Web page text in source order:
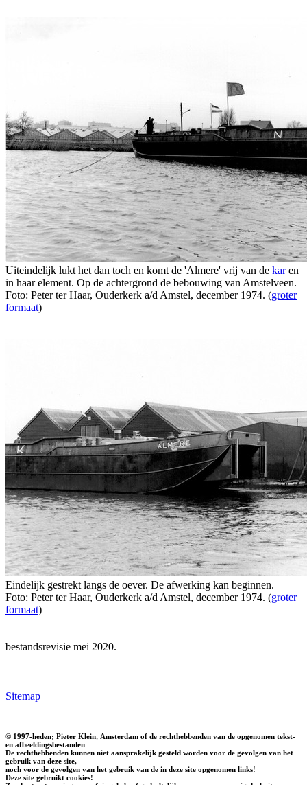
Uiteindelijk lukt het dan toch en komt de 'Almere' vrij van de karen
in haar element. Op de achtergrond de bebouwing van Amstelveen.
Foto: Peter ter Haar, Ouderkerk a/d Amstel, december 1974. (groter
formaat)
Eindelijk gestrekt langs de oever. De afwerking kan beginnen.
Foto: Peter ter Haar, Ouderkerk a/d Amstel, december 1974. (groter
formaat)
bestandsrevisie mei 2020.
Sitemap
© 1997-heden; Pieter Klein, Amsterdam of de rechthebbenden van de opgenomen tekst-
en afbeeldingsbestanden
De rechthebbenden kunnen niet aansprakelijk gesteld worden voor de gevolgen van het
gebruik van deze site,
noch voor de gevolgen van het gebruik van de in deze site opgenomen links!
Deze site gebruikt cookies!